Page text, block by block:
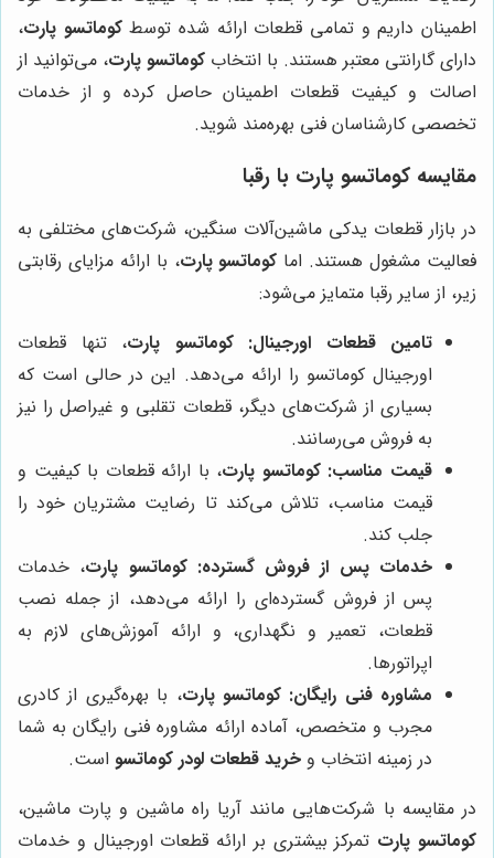
اطمینان داریم و تمامی قطعات ارائه شده توسطکوماتسو پارت،
دارای گارانتی معتبر هستند. با انتخاب کوماتسو پارت، می‌توانید از
اصالت و کیفیت قطعات اطمینان حاصل کرده و از خدمات
تخصصی کارشناسان فنی بهره‌مند شوید.
مقایسهکوماتسو پارت با رقبا
در بازار قطعات یدکی ماشین‌آلات سنگین، شرکت‌های مختلفی به
فعالیت مشغول هستند. اما کوماتسو پارت، با ارائه مزایای رقابتی
زیر، از سایر رقبا متمایز می‌شود:
تامین قطعات اورجینال: کوماتسو پارت، تنها قطعات
اورجینال کوماتسو را ارائه می‌دهد. این در حالی است که
بسیاری از شرکت‌های دیگر، قطعات تقلبی و غیراصل را نیز
به فروش می‌رسانند.
قیمت مناسب: کوماتسو پارت، با ارائه قطعات با کیفیت و
قیمت مناسب، تلاش می‌کند تا رضایت مشتریان خود را
جلب کند.
خدمات پس از فروش گسترده: کوماتسو پارت، خدمات
پس از فروش گسترده‌ای را ارائه می‌دهد، از جمله نصب
قطعات، تعمیر و نگهداری، و ارائه آموزش‌های لازم به
اپراتورها.
مشاوره فنی رایگان: کوماتسو پارت، با بهره‌گیری از کادری
مجرب و متخصص، آماده ارائه مشاوره فنی رایگان به شما
در زمینه انتخاب و خرید قطعات لودر کوماتسو است.
در مقایسه با شرکت‌هایی مانند آریا راه ماشین و پارت ماشین،
کوماتسو پارت تمرکز بیشتری بر ارائه قطعات اورجینال و خدمات